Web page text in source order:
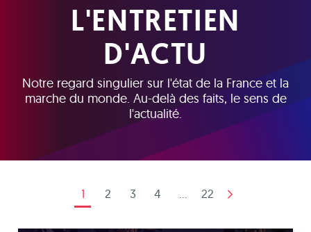
L'ENTRETIEN
D'ACTU
Notre regard singulier sur l'état de la France et la
marche du monde. Au-delà des faits, le sens de
l'actualité.
1 2 3 4 22